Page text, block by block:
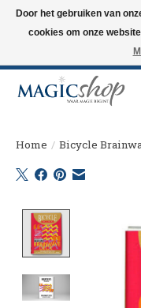
Altijd de nieuwste trucs op
Langskomen in onze winkel?
Home / Bicycle
Door het gebruiken van
cookies om onze